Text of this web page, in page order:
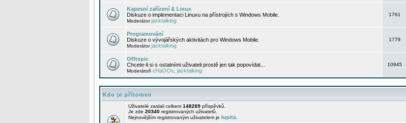
Kapesní zařízení & Linux
Diskuze o implementaci Linuxu na přístrojích s Windows Mobile.
Moderátorjacktalking
1761
Programování
Diskuze o vývojářských aktivitách pro Windows Mobile.
Moderátorjacktalking
1779
Offtopic
Chcete-li si s ostatními uživateli prostě jen tak popovídat...
Moderátoři cHaOOs jacktalking
10945
Kdo je přítomen
Uživatelé zaslali celkem 148289 příspěvků.
Je zde 20340 registrovaných uživatelů.
Nejnovějším registrovaným uživatelem je lupita